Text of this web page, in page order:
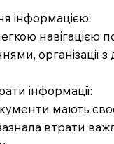
інформацією:
навігацією
інформації:
мають
зазнала втрати